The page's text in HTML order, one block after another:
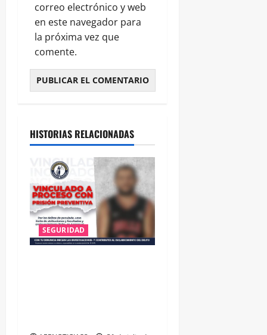
correo electrónico y web
en este navegador para
la próxima vez que
comente.
HISTORIAS RELACIONADAS
SEGURIDAD